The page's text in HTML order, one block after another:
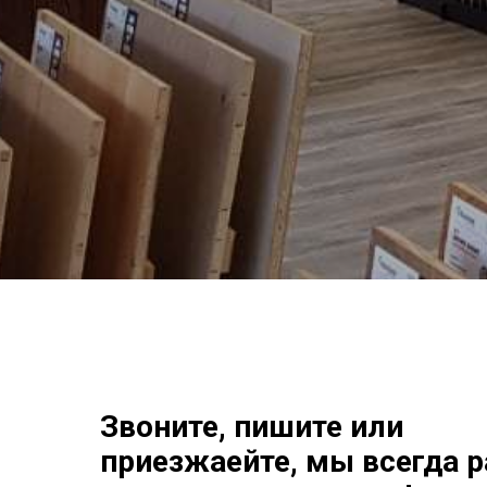
Звоните, пишите или
приезжаейте, мы всегда